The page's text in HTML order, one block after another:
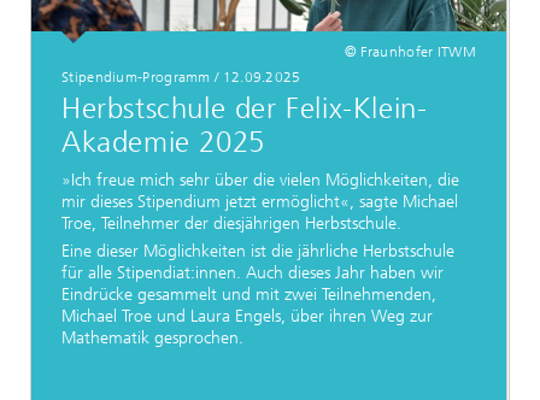
© Fraunhofer ITWM
Stipendium-Programm / 12.09.2025
Herbstschule der Felix-Klein-
Akademie 2025
»Ich freue mich sehr über die vielen Möglichkeiten, die
mir dieses Stipendium jetzt ermöglicht«, sagte Michael
Troe, Teilnehmer der diesjährigen Herbstschule.
Eine dieser Möglichkeiten ist die jährliche Herbstschule
für alle Stipendiat:innen. Auch dieses Jahr haben wir
Eindrücke gesammelt und mit zwei Teilnehmenden,
Michael Troe und Laura Engels, über ihren Weg zur
Mathematik gesprochen.